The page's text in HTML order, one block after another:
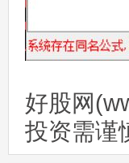
好股网
投资需谨